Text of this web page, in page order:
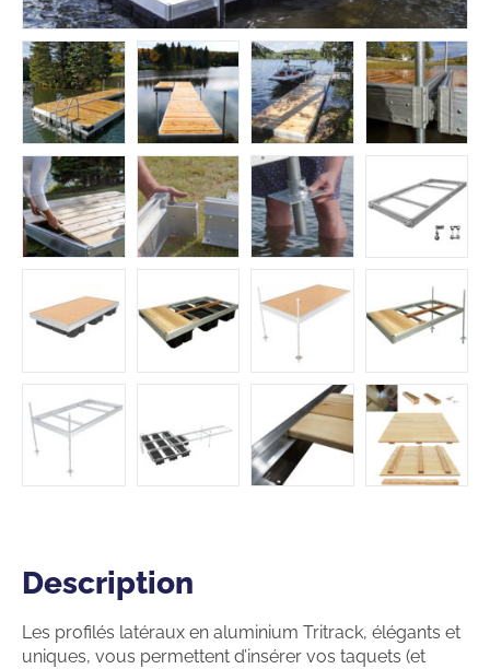
Description
Description
Les profilés latéraux en aluminium Tritrack, élégants et
uniques, vous permettent d’insérer vos taquets (et